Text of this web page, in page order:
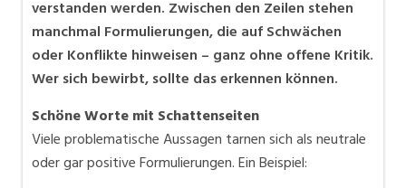
verstanden werden. Zwischen den Zeilen stehen
manchmal Formulierungen, die auf Schwächen
oder Konflikte hinweisen – ganz ohne offene Kritik.
Wer sich bewirbt, sollte das erkennen können.
Schöne Worte mit Schattenseiten
Viele problematische Aussagen tarnen sich als neutrale
oder gar positive Formulierungen. Ein Beispiel: